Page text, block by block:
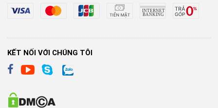
KẾT NỐI VỚI CHÚNG TÔI